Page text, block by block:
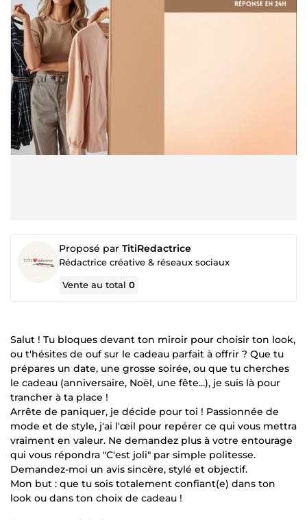
Proposé par TitiRedactrice
Rédactrice créative & réseaux sociaux
Vente au total0
Salut ! Tu bloques devant ton miroir pour choisir ton look,
ou t'hésites de ouf sur le cadeau parfait à offrir ? Que tu
prépares un date, une grosse soirée, ou que tu cherches
le cadeau (anniversaire, Noël, une fête...), je suis là pour
trancher à ta place !
Arrête de paniquer, je décide pour toi ! Passionnée de
mode et de style, j'ai l'œil pour repérer ce qui vous mettra
vraiment en valeur. Ne demandez plus à votre entourage
qui vous répondra "C'est joli" par simple politesse.
Demandez-moi un avis sincère, stylé et objectif.
Mon but : que tu sois totalement confiant(e) dans ton
look ou dans ton choix de cadeau !